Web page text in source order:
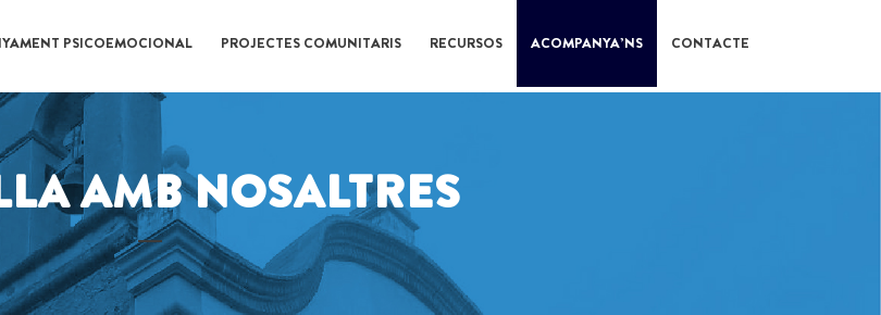
PSICOEMOCIONAL PROJECTES COMUNITARIS RECURSOS ACOMPANYA’NS CONTACTE
AMB NOSALTRES